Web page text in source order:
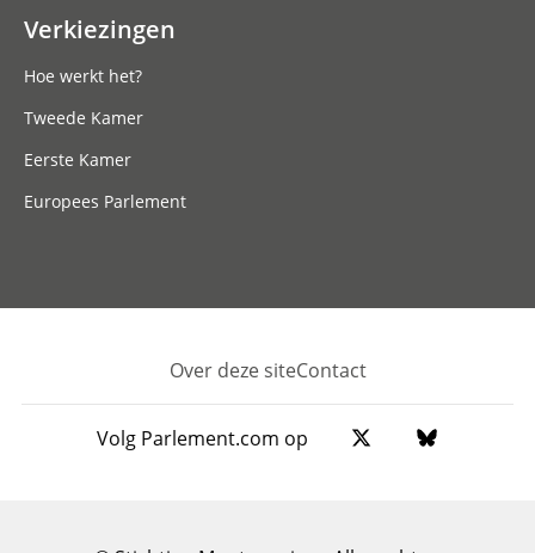
Verkiezingen
Hoe werkt het?
Tweede Kamer
Eerste Kamer
Europees Parlement
Footer
Over deze siteContact
Volg Parlement.com op